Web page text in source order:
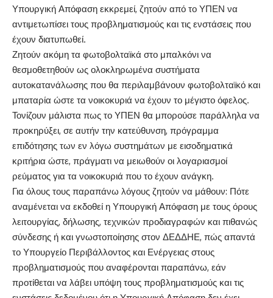
Υπουργική Απόφαση εκκρεμεί, ζητούν από το ΥΠΕΝ να
αντιμετωπίσει τους προβληματισμούς και τις ενστάσεις που
έχουν διατυπωθεί.
Ζητούν ακόμη τα φωτοβολταϊκά στο μπαλκόνι να
θεσμοθετηθούν ως ολοκληρωμένα συστήματα
αυτοκατανάλωσης που θα περιλαμβάνουν φωτοβολταϊκό και
μπαταρία ώστε τα νοικοκυριά να έχουν το μέγιστο όφελος.
Τονίζουν μάλιστα πως το ΥΠΕΝ θα μπορούσε παράλληλα να
προκηρύξει, σε αυτήν την κατεύθυνση, πρόγραμμα
επιδότησης των εν λόγω συστημάτων με εισοδηματικά
κριτήρια ώστε, πράγματι να μειωθούν οι λογαριασμοί
ρεύματος για τα νοικοκυριά που το έχουν ανάγκη.
Για όλους τους παραπάνω λόγους ζητούν να μάθουν: Πότε
αναμένεται να εκδοθεί η Υπουργική Απόφαση με τους όρους
λειτουργίας, δήλωσης, τεχνικών προδιαγραφών και πιθανώς
σύνδεσης ή και γνωστοποίησης στον ΔΕΔΔΗΕ, πώς απαντά
το Υπουργείο Περιβάλλοντος και Ενέργειας στους
προβληματισμούς που αναφέρονται παραπάνω, εάν
προτίθεται να λάβει υπόψη τους προβληματισμούς και τις